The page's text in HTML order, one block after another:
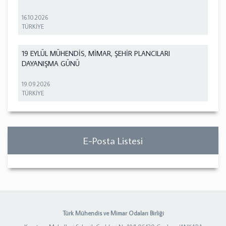
16.10.2026
TÜRKİYE
19 EYLÜL MÜHENDİS, MİMAR, ŞEHİR PLANCILARI
DAYANIŞMA GÜNÜ
19.09.2026
TÜRKİYE
E-Posta Listesi
Türk Mühendis ve Mimar Odaları Birliği